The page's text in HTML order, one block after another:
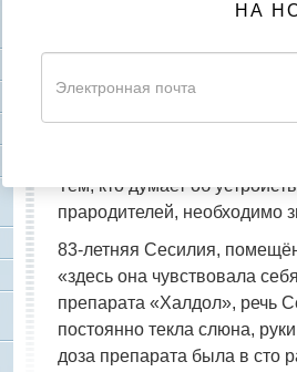
Фармацевт предупредил
повреждения нервной
Шарбонна позвонили в
уже слишком поздно.
не восстановились
Тем, кто думает об
прародителей, необходимо
83-летняя Сесилия,
«здесь она чувствовала
препарата «Халдол», речь
постоянно текла слюна,
доза препарата была в сто
НА